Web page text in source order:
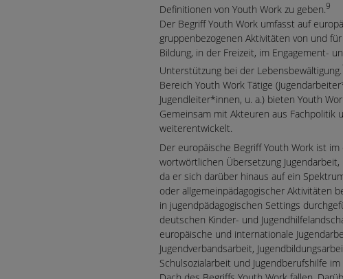
Definitionen von Youth Work zu geben.9
Der Begriff Youth Work umfasst auf
gruppenbezogenen Aktivitäten von und
Bildung, in der Freizeit, im Engagement-
Unterstützung bei der Lebensbewältigung.
Bereich Youth Work Tätige
Jugendleiter*innen, u. a.) bieten Youth
Gemeinsam mit Akteuren aus Fachpolitik
weiterentwickelt.
Der europäische Begriff Youth Work ist
wortwörtlichen Übersetzung
da er sich darüber hinaus auf ein
oder allgemeinpädagogischer Aktivitäten
in jugendpädagogischen Settings
deutschen Kinder- und
europäische und internationale
Jugendverbandsarbeit,
Schulsozialarbeit und Jugendberufshilfe